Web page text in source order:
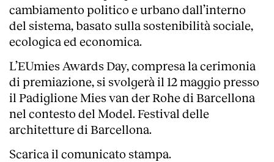
Servizi
cambiamento politico e urbano dall’interno
del sistema, basato sulla sostenibilità sociale,
ecologica ed economica.
L’EUmies Awards Day, compresa la cerimonia
di premiazione, si svolgerà il 12 maggio presso
il Padiglione Mies van der Rohe di Barcellona
nel contesto del Model. Festival delle
architetture di Barcellona.
Scarica il comunicato stampa.